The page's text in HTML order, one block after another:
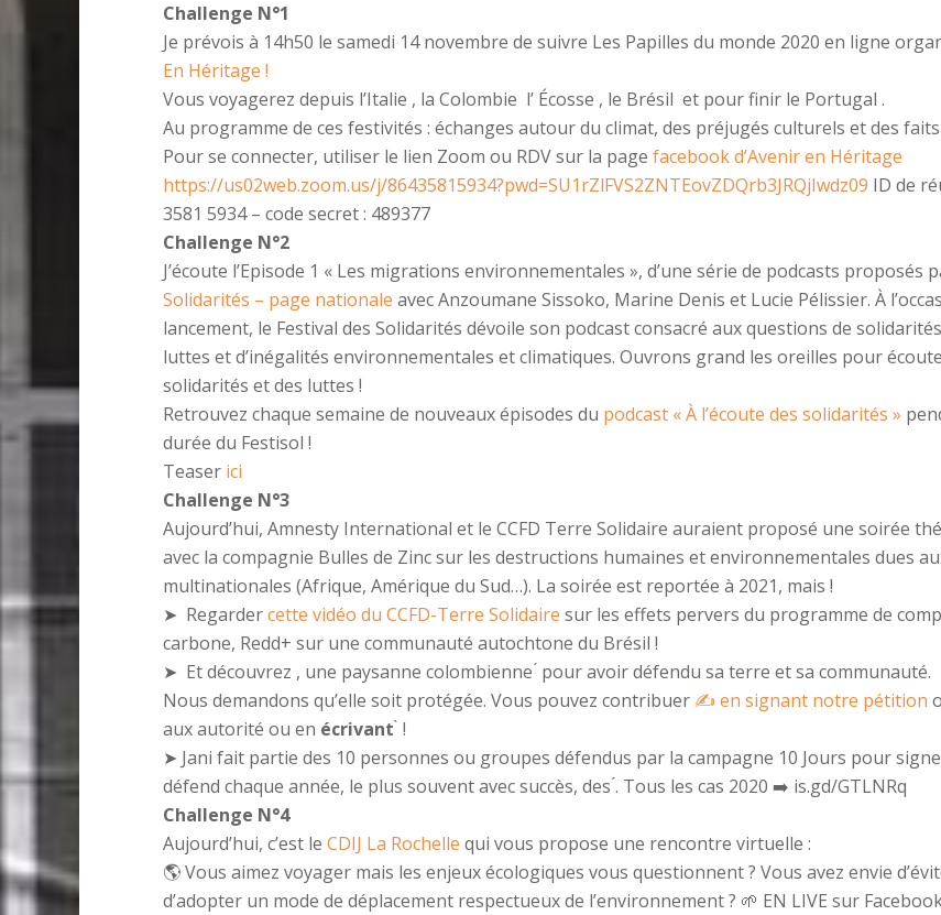
Challenge N°1
Je prévois à 14h50 le samedi 14 novembre de suivre Les Papilles du monde 2020 en ligne
En Héritage !
Vous voyagerez depuis l’Italie , la Colombie l’ Écosse , le Brésil et pour finir le Portugal .
Au programme de ces festivités : échanges autour du climat, des préjugés culturels et des
Pour se connecter, utiliser le lien Zoom ou RDV sur la page facebook d’Avenir en Héritage
https://us02web.zoom.us/j/86435815934?pwd=SU1rZlFVS2ZNTEovZDQrb3JRQjIwdz09 ID de
3581 5934 – code secret : 489377
Challenge N°2
J’écoute l’Episode 1 « Les migrations environnementales », d’une série de podcasts proposés
Solidarités – page nationale avec Anzoumane Sissoko, Marine Denis et Lucie Pélissier. À
lancement, le Festival des Solidarités dévoile son podcast consacré aux questions de
luttes et d’inégalités environnementales et climatiques. Ouvrons grand les oreilles pour
solidarités et des luttes !
Retrouvez chaque semaine de nouveaux épisodes du podcast « À l’écoute des solidarités »
durée du Festisol !
Teaser ici
Challenge N°3
Aujourd’hui, Amnesty International et le CCFD Terre Solidaire auraient proposé une soirée
avec la compagnie Bulles de Zinc sur les destructions humaines et environnementales dues
multinationales (Afrique, Amérique du Sud…). La soirée est reportée à 2021, mais !
➤ Regardercette vidéo du CCFD-Terre Solidaire sur les effets pervers du programme de
carbone, Redd+ sur une communauté autochtone du Brésil !
➤ Et découvrez , une paysanne colombienne ́ pour avoir défendu sa terre et sa communauté.
Nous demandons qu’elle soit protégée. Vous pouvez contribuer ✍️ en signant notre pétition
aux autorité ou en écrivant̀ !
➤ Jani fait partie des 10 personnes ou groupes défendus par la campagne 10 Jours pour
défend chaque année, le plus souvent avec succès, des ́. Tous les cas 2020 ➡️ is.gd/GTLNRq
Challenge N°4
Aujourd’hui, c’est le CDIJ La Rochelle qui vous propose une rencontre virtuelle :
🌎Vous aimez voyager mais les enjeux écologiques vous questionnent ? Vous avez envie
d’adopter un mode de déplacement respectueux de l’environnement ? 🌱 EN LIVE sur